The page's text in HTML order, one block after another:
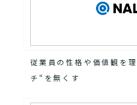
従業員の性格や価値観を
チ“を無くす